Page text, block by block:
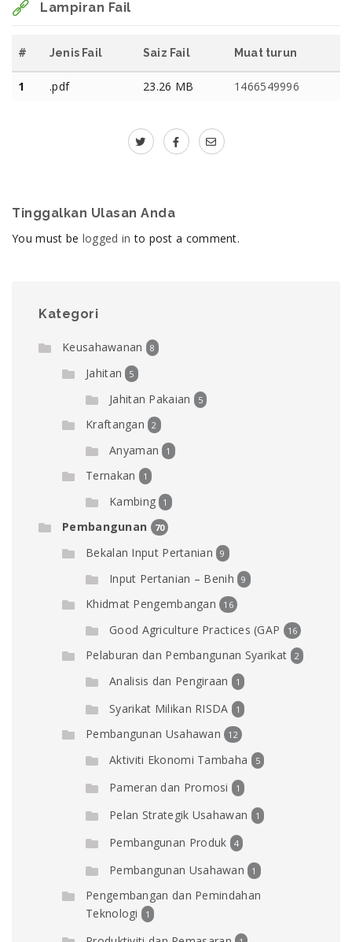
Lampiran Fail
# Jenis Fail Saiz Fail Muat turun
1 .pdf 23.26 MB 1466549996
Tinggalkan Ulasan Anda
You must be logged in to post a comment.
Kategori
Keusahawanan 8
Jahitan 5
Jahitan Pakaian 5
Kraftangan 2
Anyaman 1
Ternakan 1
Kambing 1
Pembangunan 70
Bekalan Input Pertanian 9
Input Pertanian – Benih 9
Khidmat Pengembangan 16
Good Agriculture Practices (GAP 16
Pelaburan dan Pembangunan Syarikat 2
Analisis dan Pengiraan 1
Syarikat Milikan RISDA 1
Pembangunan Usahawan 12
Aktiviti Ekonomi Tambaha 5
Pameran dan Promosi 1
Pelan Strategik Usahawan 1
Pembangunan Produk 4
Pembangunan Usahawan 1
Pengembangan dan Pemindahan
Teknologi
1